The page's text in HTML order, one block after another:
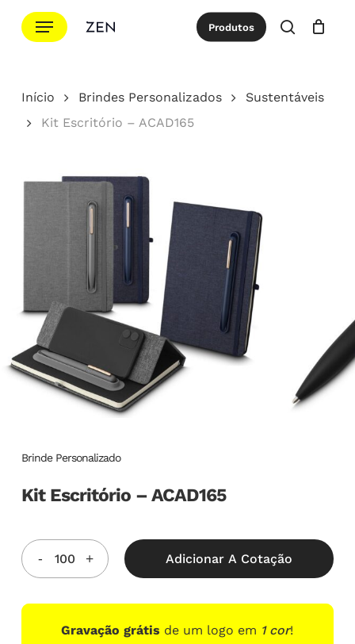
para
principal
Menu Produtos
procurar
Cotação Close
Início Brindes Personalizados
Sustentáveis
Kit Escritório – ACAD165
Brinde Personalizado
Kit Escritório – ACAD165
Adicionar A Cotação
Gravação grátis de um logo em 1 cor!